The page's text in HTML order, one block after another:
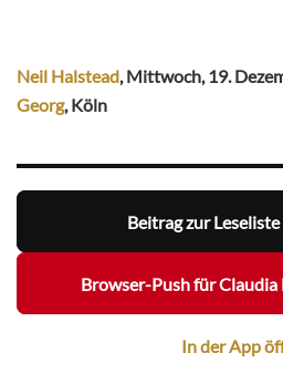
Neil Halstead, Mittwoch, 19.
Georg, Köln
Beitrag zur
Browser-Push für
In der App